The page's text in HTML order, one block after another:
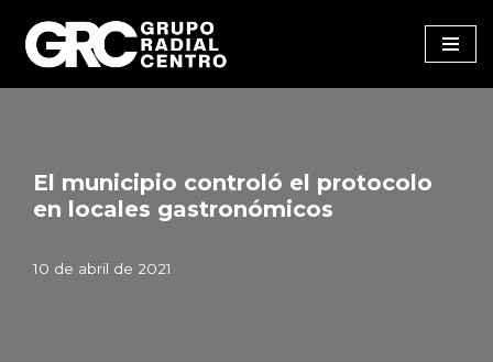
Saltar
al
El municipio controló el protocolo
en locales gastronómicos
10 de abril de 2021